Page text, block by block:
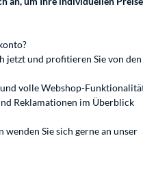
jetzt und profitieren Sie von den
volle Webshop-
Reklamationen im Überblick
wenden Sie sich gerne an unser